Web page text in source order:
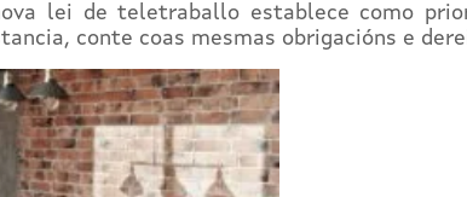
lei de teletraballo establece como
conte coas mesmas obrigacións e